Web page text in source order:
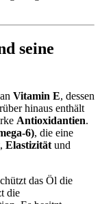
seine
Vitamin E, dessen
hinaus enthält
Antioxidantien.
6), die eine
, Elastizität und
das Öl die
die